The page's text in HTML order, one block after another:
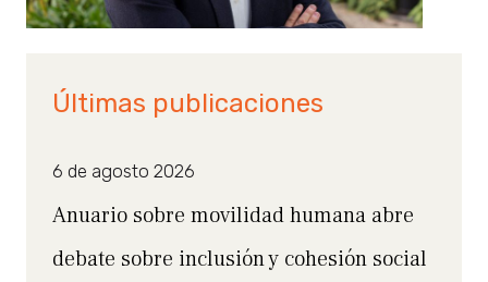
Últimas publicaciones
6 de agosto 2026
Anuario sobre movilidad humana abre
debate sobre inclusión y cohesión social